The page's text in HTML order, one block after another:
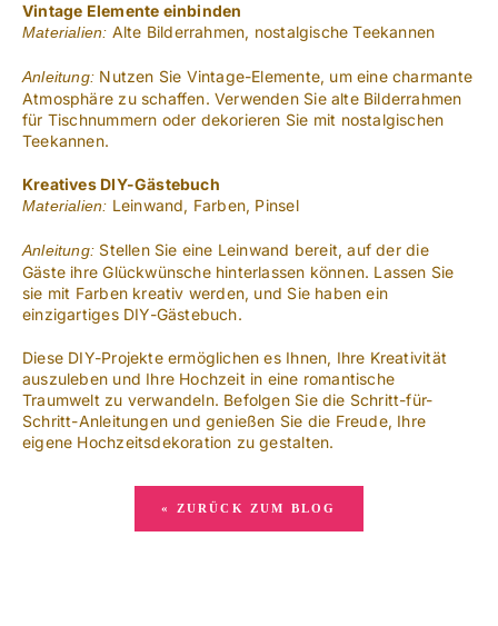
Vintage Elemente einbinden
Materialien: Alte Bilderrahmen, nostalgische Teekannen
Anleitung: Nutzen Sie Vintage-Elemente, um eine charmante
Atmosphäre zu schaffen. Verwenden Sie alte Bilderrahmen
für Tischnummern oder dekorieren Sie mit nostalgischen
Teekannen.
Kreatives DIY-Gästebuch
Materialien: Leinwand, Farben, Pinsel
Anleitung: Stellen Sie eine Leinwand bereit, auf der die
Gäste ihre Glückwünsche hinterlassen können. Lassen Sie
sie mit Farben kreativ werden, und Sie haben ein
einzigartiges DIY-Gästebuch.
Diese DIY-Projekte ermöglichen es Ihnen, Ihre Kreativität
auszuleben und Ihre Hochzeit in eine romantische
Traumwelt zu verwandeln. Befolgen Sie die Schritt-für-
Schritt-Anleitungen und genießen Sie die Freude, Ihre
eigene Hochzeitsdekoration zu gestalten.
« ZURÜCK ZUM BLOG